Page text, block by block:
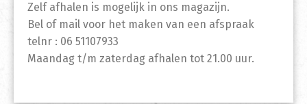
Zelf afhalen is mogelijk in ons magazijn.
Bel of mail voor het maken van een afspraak
telnr : 06 51107933
Maandag t/m zaterdag afhalen tot 21.00 uur.